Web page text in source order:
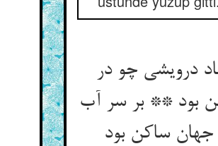
درویشی چو در
بود ** بر سر آب
جهان ساکن بود